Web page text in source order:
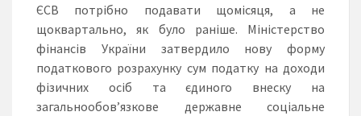
ЄСВ потрібно подавати щомісяця, а не
щоквартально, як було раніше. Міністерство
фінансів України затвердило нову форму
податкового розрахунку сум податку на доходи
фізичних осіб та єдиного внеску на
загальнообов’язкове державне соціальне